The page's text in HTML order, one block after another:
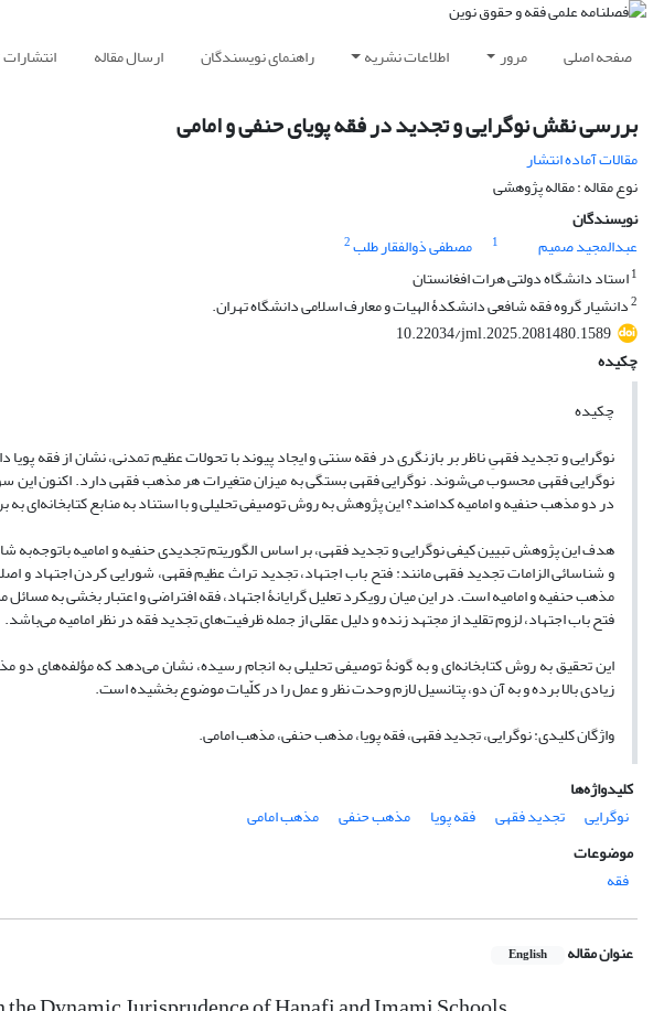
صفحه اصلی مرور اطلاعات نشریه راهنمای نویسندگان ارسال مقاله انتشارات
بررسی نقش نوگرایی و تجدید در فقه پویای حنفی و امامی
مقالات آماده انتشار
نوع مقاله : مقاله پژوهشی
نویسندگان
عبدالمجید صمیم
1 مصطفی ذوالفقار طلب2
1استاد دانشگاه دولتی هرات افغانستان
2دانشیار گروه فقه شافعی دانشکدۀ الهیات و معارف اسلامی دانشگاه تهران.
10.22034/jml.2025.2081480.1589
چکیده
چکیده
نوگرایی و تجدید فقهیِ ناظر بر بازنگری در فقه سنتی و ایجاد پیوند با تحولات عظیم تمدنی، نشان از فقه
نوگرایی فقهی محسوب می‌شوند. نوگرایی فقهی بستگی به میزان متغیرات هر مذهب فقهی دارد. اکنون این
در دو مذهب حنفیه و امامیه کدامند؟ این پژوهش به روش توصیفی تحلیلی و با استناد به منابع کتابخانه‌ای
هدف این پژوهش تبیین کیفی نوگرایی و تجدید فقهی، بر اساس الگوریتم تجدیدی حنفیه و امامیه
و شناسائی الزامات تجدید فقهی مانند: فتح باب اجتهاد، تجدید تراث عظیم فقهی، شورایی کردن
مذهب حنفیه و امامیه است. در این میان رویکرد تعلیل گرایانۀ اجتهاد، فقه افتراضی و اعتبار بخشی به
فتح باب اجتهاد، لزوم تقلید از مجتهد زنده و دلیل عقلی از جمله ظرفیت‌های تجدید فقه در نظر امامیه می‌باشد.
این تحقیق به روش کتابخانه‌ای و به گونۀ توصیفی تحلیلی به انجام رسیده، نشان می‌دهد که مؤلفه‌های دو
زیادی بالا برده و به آن دو، پتانسیل لازم وحدت نظر و عمل را در کلّیات موضوع بخشیده است.
واژگان کلیدی: نوگرایی، تجدید فقهی، فقه پویا، مذهب حنفی، مذهب امامی.
کلیدواژه‌ها
نوگرایی
تجدید فقهی فقه پویا مذهب حنفی
مذهب امامی
موضوعات
فقه
عنوان مقاله English